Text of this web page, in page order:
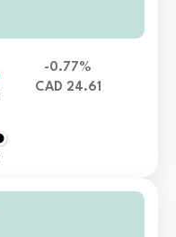
-0.77%
CAD 24.61